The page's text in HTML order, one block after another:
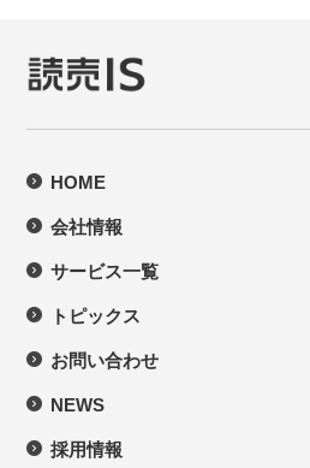
HOME
会社情報
サービス一覧
トピックス
お問い合わせ
NEWS
採用情報